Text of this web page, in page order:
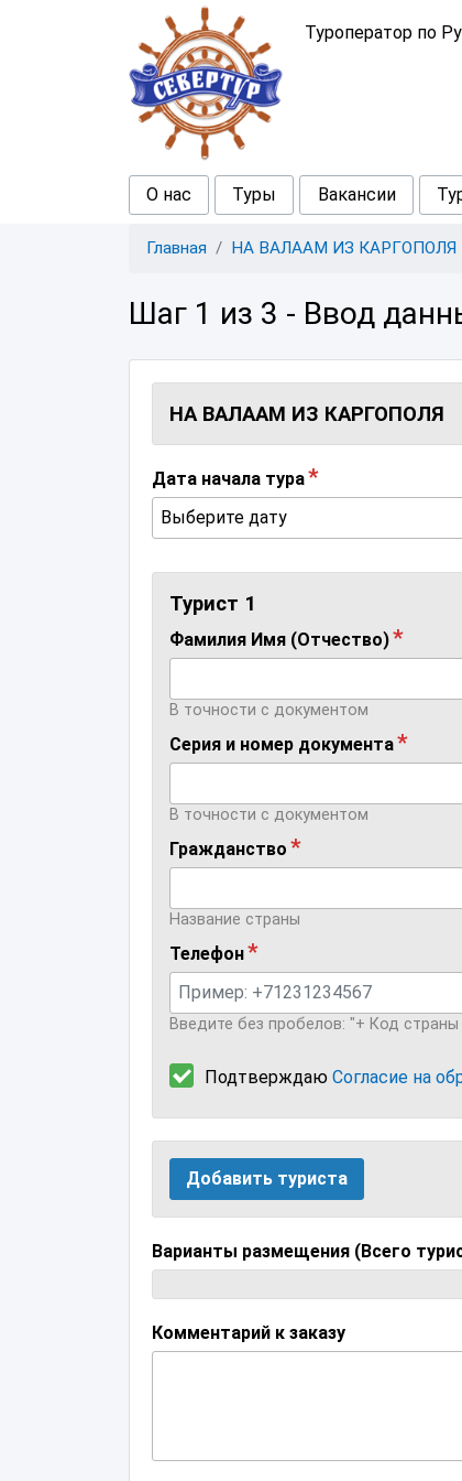
Туроператор по
О нас Туры Вакансии
Главная НА ВАЛААМ ИЗ КАРГОПОЛЯ
Шаг 1 из 3 - Ввод
НА ВАЛААМ ИЗ КАРГОПОЛЯ
Дата начала тура
Турист 1
Фамилия Имя (Отчество)
В точности с документом
Серия и номер документа
В точности с документом
Гражданство
Название страны
Телефон
Введите без пробелов: "+ Код
Подтверждаю Согласие на
Добавить туриста
Варианты размещения (Всего
Комментарий к заказу